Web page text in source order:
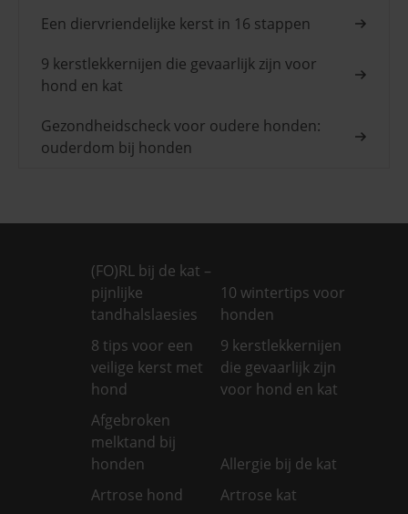
Een diervriendelijke kerst in 16 stappen
9 kerstlekkernijen die gevaarlijk zijn voor
hond en kat
Gezondheidscheck voor oudere honden:
ouderdom bij honden
(FO)RL bij de kat –
pijnlijke
tandhalslaesies
10 wintertips voor
honden
8 tips voor een
veilige kerst met
hond
9 kerstlekkernijen
die gevaarlijk zijn
voor hond en kat
Afgebroken
melktand bij
honden
Allergie bij de kat
Artrose hond
Artrose kat